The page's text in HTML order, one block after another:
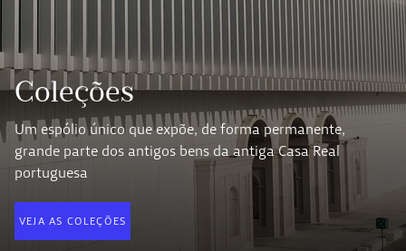
Coleções
Um espólio único que expõe, de forma permanente,
grande parte dos antigos bens da antiga Casa Real
portuguesa
VEJA AS COLEÇÕES